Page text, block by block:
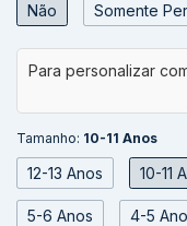
Não Somente
Tamanho: 10-11 Anos
12-13 Anos 10-11
5-6 Anos 4-5